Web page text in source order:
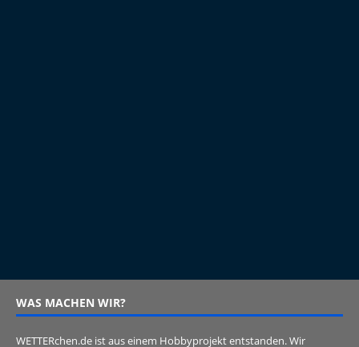
WAS MACHEN WIR?
WETTERchen.de ist aus einem Hobbyprojekt entstanden. Wir